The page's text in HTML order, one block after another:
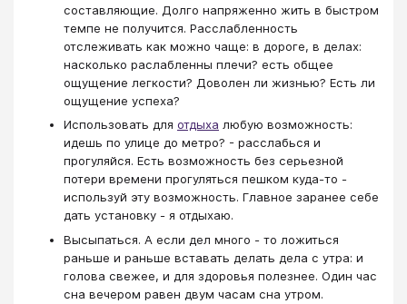
составляющие. Долго напряженно жить в быстром
темпе не получится. Расслабленность
отслеживать как можно чаще: в дороге, в делах:
насколько раслабленны плечи? есть общее
ощущение легкости? Доволен ли жизнью? Есть ли
ощущение успеха?
Использовать для отдыха любую возможность:
идешь по улице до метро? - расслабься и
прогуляйся. Есть возможность без серьезной
потери времени прогуляться пешком куда-то -
используй эту возможность. Главное заранее себе
дать установку - я отдыхаю.
Высыпаться. А если дел много - то ложиться
раньше и раньше вставать делать дела с утра: и
голова свежее, и для здоровья полезнее. Один час
сна вечером равен двум часам сна утром.